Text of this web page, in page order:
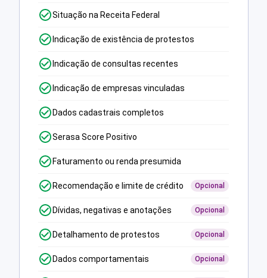
Situação na Receita Federal
Indicação de existência de protestos
Indicação de consultas recentes
Indicação de empresas vinculadas
Dados cadastrais completos
Serasa Score Positivo
Faturamento ou renda presumida
Recomendação e limite de crédito Opcional
Dívidas, negativas e anotações Opcional
Detalhamento de protestos Opcional
Dados comportamentais Opcional